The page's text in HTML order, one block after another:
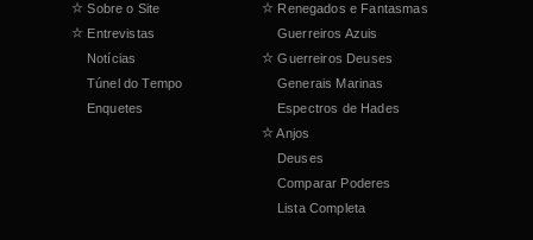
☆ Sobre o Site
☆ Entrevistas
Notícias
Túnel do Tempo
Enquetes
☆ Renegados e Fantasmas
Guerreiros Azuis
☆ Guerreiros Deuses
Generais Marinas
Espectros de Hades
☆Anjos
Deuses
Comparar Poderes
Lista Completa